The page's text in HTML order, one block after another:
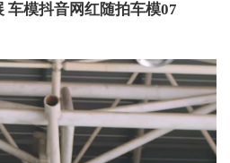
车模抖音网红随拍车模07